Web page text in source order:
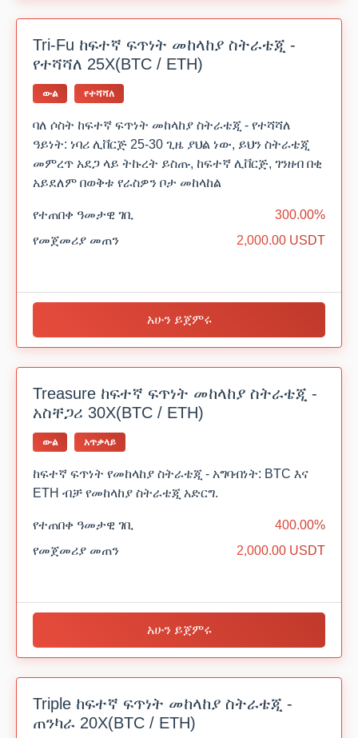
Tri-Fu ከፍተኛ ፍጥነት መከላከያ ስትራቴጂ -
የተሻሻለ 25X(BTC / ETH)
ውል የተሻሻለ
ባለ ሶስት ከፍተኛ ፍጥነት መከላከያ ስትራቴጂ - የተሻሻለ
ዓይነት: ነባሪ ሊቨርጅ 25-30 ጊዜ ያህል ነው, ይህን ስትራቴጂ
መምረጥ አደጋ ላይ ትኩረት ይስጡ, ከፍተኛ ሊቨርጅ, ገንዘብ በቂ
አይደለም በወቅቱ የራስዎን ቦታ መከላከል
የተጠበቀ ዓመታዊ ገቢ
300.00%
የመጀመሪያ መጠን
2,000.00 USDT
አሁን ይጀምሩ
Treasure ከፍተኛ ፍጥነት መከላከያ ስትራቴጂ -
አስቸጋሪ 30X(BTC / ETH)
ውል አጥቃላይ
ከፍተኛ ፍጥነት የመከላከያ ስትራቴጂ - አግባብነት: BTC እና
ETH ብቻ የመከላከያ ስትራቴጂ አድርግ.
የተጠበቀ ዓመታዊ ገቢ
400.00%
የመጀመሪያ መጠን
2,000.00 USDT
አሁን ይጀምሩ
Triple ከፍተኛ ፍጥነት መከላከያ ስትራቴጂ -
ጠንካራ 20X(BTC / ETH)